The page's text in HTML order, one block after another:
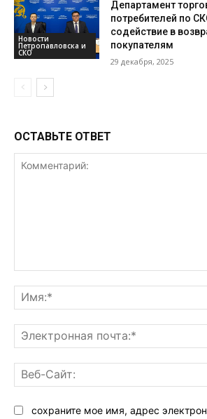
Новости
Петропавловска и
СКО
Департамент
потребителей по
содействие в
покупателям
29 декабря, 2025
ОСТАВЬТЕ ОТВЕТ
сохраните мое имя, адрес